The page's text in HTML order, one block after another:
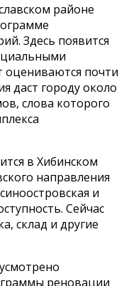
районе
Здесь появится
оцениваются почти
даст городу около
слова которого
в Хибинском
направления
и
Сейчас
склад и другие
реновации